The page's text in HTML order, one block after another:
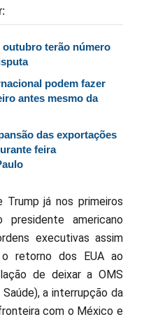
outubro terão número
podem fazer
antes mesmo da
das exportações
feira
já nos primeiros
americano
executivas assim
retorno dos EUA ao
de deixar a OMS
a interrupção da
com o México e